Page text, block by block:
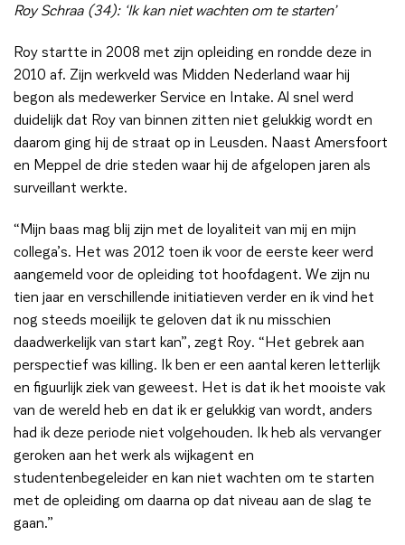
Roy Schraa (34): ‘Ik kan niet wachten om te starten’
Roy startte in 2008 met zijn opleiding en rondde deze in
2010 af. Zijn werkveld was Midden Nederland waar hij
begon als medewerker Service en Intake. Al snel werd
duidelijk dat Roy van binnen zitten niet gelukkig wordt en
daarom ging hij de straat op in Leusden. Naast Amersfoort
en Meppel de drie steden waar hij de afgelopen jaren als
surveillant werkte.
“Mijn baas mag blij zijn met de loyaliteit van mij en mijn
collega’s. Het was 2012 toen ik voor de eerste keer werd
aangemeld voor de opleiding tot hoofdagent. We zijn nu
tien jaar en verschillende initiatieven verder en ik vind het
nog steeds moeilijk te geloven dat ik nu misschien
daadwerkelijk van start kan”, zegt Roy. “Het gebrek aan
perspectief was killing. Ik ben er een aantal keren letterlijk
en figuurlijk ziek van geweest. Het is dat ik het mooiste vak
van de wereld heb en dat ik er gelukkig van wordt, anders
had ik deze periode niet volgehouden. Ik heb als vervanger
geroken aan het werk als wijkagent en
studentenbegeleider en kan niet wachten om te starten
met de opleiding om daarna op dat niveau aan de slag te
gaan.”